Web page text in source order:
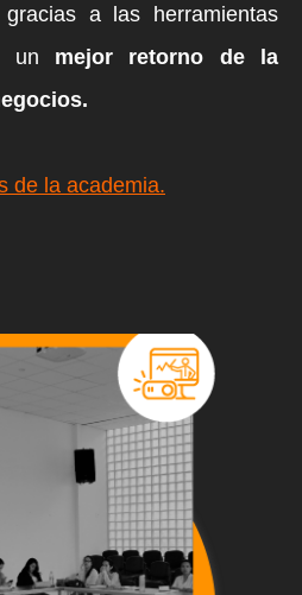
gracias a las herramientas
un mejor retorno de la
de la academia.